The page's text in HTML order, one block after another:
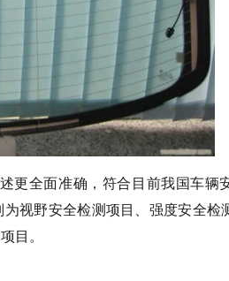
更全面准确，符合目前我国车辆
视野安全检测项目、强度安全检
目。